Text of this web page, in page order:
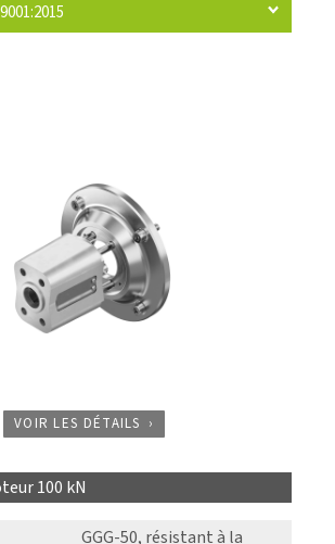
VOIR LES DÉTAILS
100 kN
GGG-50, résistant à la